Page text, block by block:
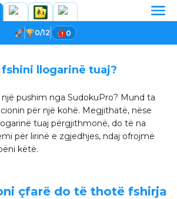
0/12 0
fshini llogarinë tuaj?
pushim nga SudokuPro? Mund ta
për një kohë. Megjithatë, nëse
tuaj përgjithmonë, do të na
për lirinë e zgjedhjes, ndaj ofrojmë
këtë.
çfarë do të thotë fshirja